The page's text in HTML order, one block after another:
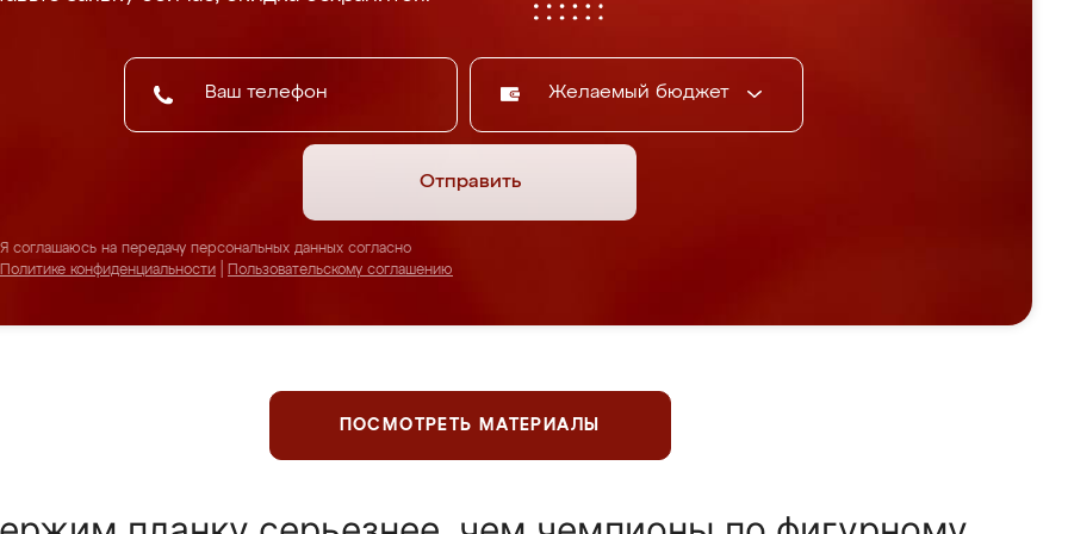
Желаемый бюджет
Отправить
Я соглашаюсь на передачу персональных данных согласно
Политике конфиденциальности
Пользовательскому соглашению
ПОСМОТРЕТЬ МАТЕРИАЛЫ